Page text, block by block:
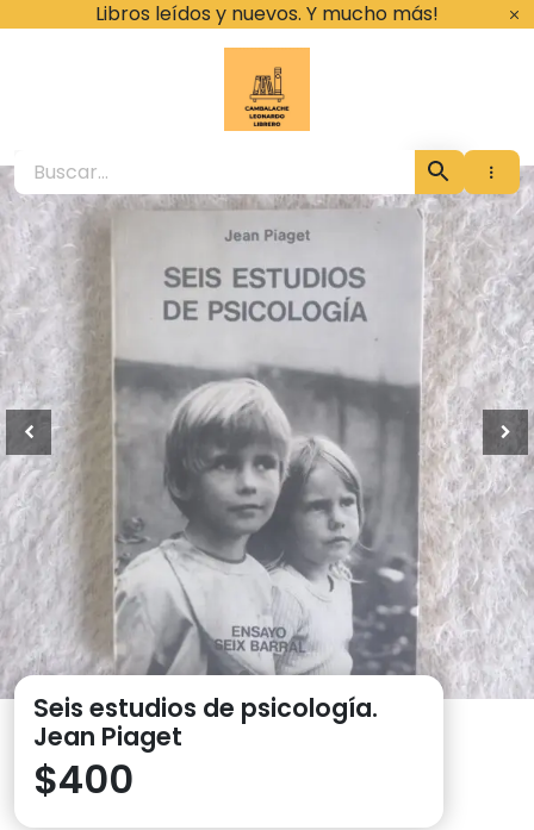
Libros leídos y nuevos. Y mucho más!
Cambalache
Seis estudios de psicología.
Jean Piaget
$400